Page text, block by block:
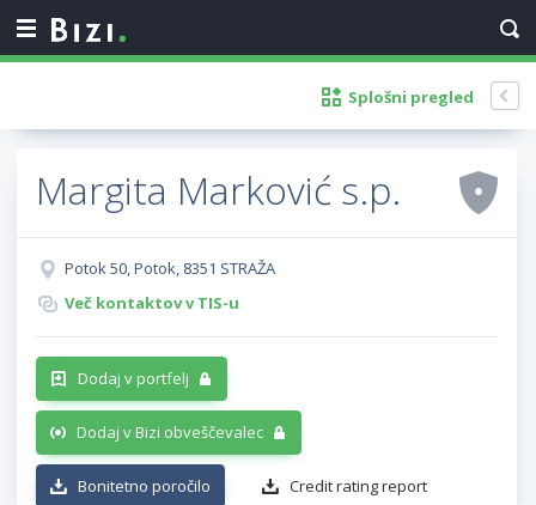
Splošni pregled
Margita Marković s.p.
Potok 50, Potok, 8351 STRAŽA
Več kontaktov v TIS-u
Dodaj v portfelj
Dodaj v Bizi obveščevalec
Bonitetno poročilo Credit rating report